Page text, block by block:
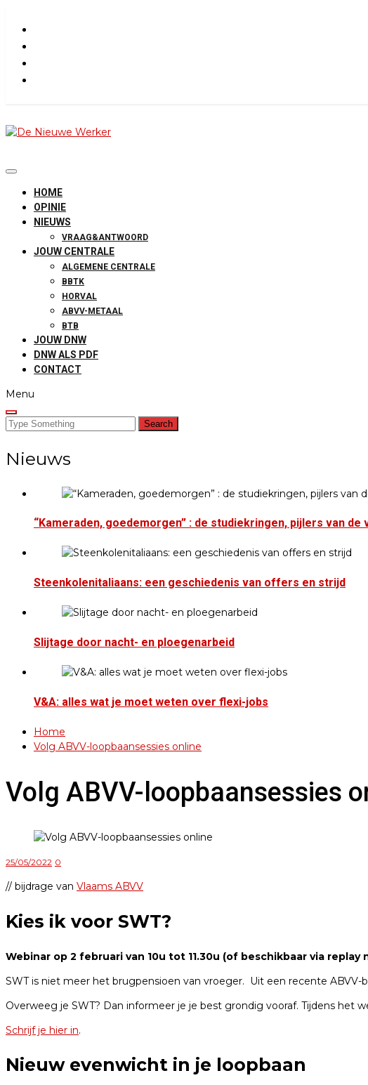
HOME
OPINIE
NIEUWS
VRAAG&ANTWOORD
JOUW CENTRALE
ALGEMENE CENTRALE
BBTK
HORVAL
ABVV-METAAL
BTB
JOUW DNW
DNW ALS PDF
CONTACT
Menu
Search
Nieuws
“Kameraden, goedemorgen” : de studiekringen, pijlers van de
Steenkolenitaliaans: een geschiedenis van offers en strijd
Slijtage door nacht- en ploegenarbeid
V&A: alles wat je moet weten over flexi-jobs
Home
Volg ABVV-loopbaansessies online
Volg ABVV-loopbaansessies
25/05/2022 0
// bijdrage van Vlaams ABVV
Kies ik voor SWT?
Webinar op 2 februari van 10u tot 11.30u (of beschikbaar via replay
SWT is niet meer het brugpensioen van vroeger. Uit een recente
Overweeg je SWT? Dan informeer je je best grondig vooraf. Tijdens het
Schrijf je hier in.
Nieuw evenwicht in je loopbaan